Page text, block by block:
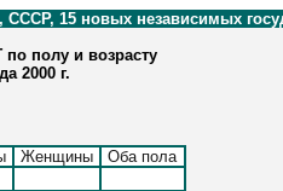
15 новых независимых
по полу и возрасту
2000 г.
Женщины Оба пола